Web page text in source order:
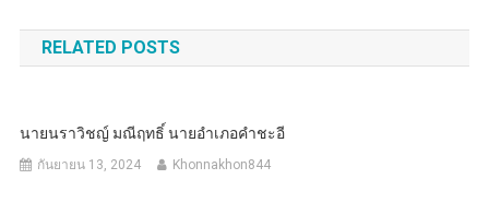
เรื่อง
RELATED POSTS
นายนราวิชญ์ มณีฤทธิ์ นายอำเภอคำชะอี
กันยายน 13, 2024 Khonnakhon844